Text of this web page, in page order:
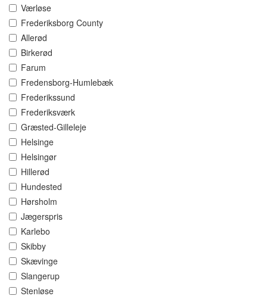
Værløse
Frederiksborg County
Allerød
Birkerød
Farum
Fredensborg-Humlebæk
Frederikssund
Frederiksværk
Græsted-Gilleleje
Helsinge
Helsingør
Hillerød
Hundested
Hørsholm
Jægerspris
Karlebo
Skibby
Skævinge
Slangerup
Stenløse